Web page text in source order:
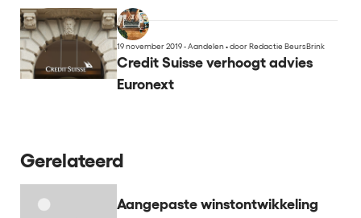
19 november 2019 - Aandelen•door Redactie BeursBrink
Credit Suisse verhoogt advies
Euronext
Gerelateerd
Aangepaste winstontwikkeling